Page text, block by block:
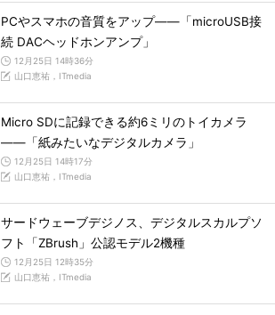
PCやスマホの音質をアップ――「microUSB接
続 DACヘッドホンアンプ」
12月25日 14時36分
山口恵祐，ITmedia
Micro SDに記録できる約6ミリのトイカメラ
――「紙みたいなデジタルカメラ」
12月25日 14時17分
山口恵祐，ITmedia
サードウェーブデジノス、デジタルスカルプソ
フト「ZBrush」公認モデル2機種
12月25日 12時35分
山口恵祐，ITmedia